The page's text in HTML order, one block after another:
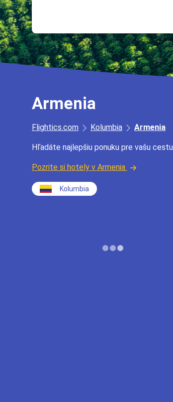
Armenia
Flightics.com Kolumbia Armenia
Hľadáte najlepšiu ponuku pre vašu
Pozrite si hotely v Armenia
Kolumbia